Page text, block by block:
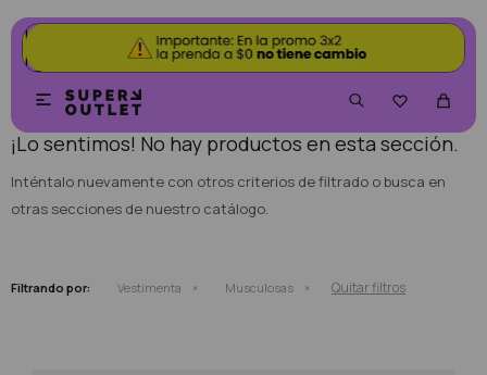

 NO SE HAN RECUPERADO PRODUCTOS
¡Lo sentimos! No hay productos en esta sección.
Inténtalo nuevamente con otros criterios de filtrado o busca en
otras secciones de nuestro catálogo.
Filtrando por: Vestimenta Musculosas Quitar filtros